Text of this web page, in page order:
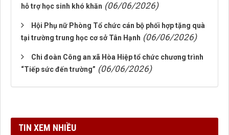
hỗ trợ học sinh khó khăn (06/06/2026)
Hội Phụ nữ Phòng Tổ chức cán bộ phối hợp tặng quà
tại trường trung học cơ sở Tân Hạnh (06/06/2026)
Chi đoàn Công an xã Hòa Hiệp tổ chức chương trình
“Tiếp sức đến trường” (06/06/2026)
TIN XEM NHIỀU